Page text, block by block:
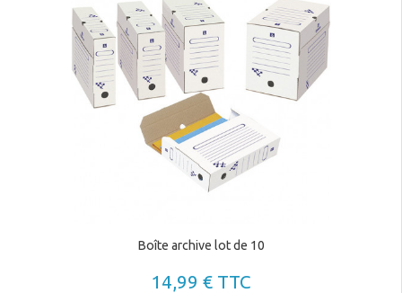
Boîte archive lot de 10
14,99 € TTC